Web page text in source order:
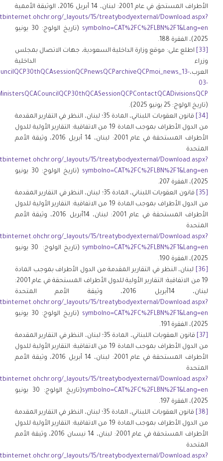
الأطراف المستحق في عام 2001: لبنان، 14 أبريل 2016، الوثيقة الأممية
_layouts/15/treatybodyexternal/Download.aspx?
symbolno=CAT%2FC%2FLBN%2F1&Lang=en
(تاريخ الولوج: 30 يونيو
2025)، الفقرة 188.
[33]
اطلع على: موقع وزارة الداخلية السعودية، جهات الاتصال بمجلس
وزراء الداخلية
العرب،
03-
(تاريخ الولوج: 25 يونيو 2025).
[34]
قانون العقوبات اللبناني، المادة 35؛ لبنان، النظر في التقارير المقدمة
من الدول الأطراف بموجب المادة 19 من الاتفاقية: التقارير الأولية للدول
الأطراف المستحقة في عام 2001: لبنان، 14 أبريل 2016، وثيقة الأمم
المتحدة
_layouts/15/treatybodyexternal/Download.aspx?
symbolno=CAT%2FC%2FLBN%2F1&Lang=en
(تاريخ الولوج: 30 يونيو
2025)، الفقرة 207.
[35]
قانون العقوبات اللبناني، المادة 35؛ لبنان، النظر في التقارير المقدمة
من الدول الأطراف بموجب المادة 19 من الاتفاقية: التقارير الأولية للدول
الأطراف المستحقة في عام 2001: لبنان، 14أبريل 2016، وثيقة الأمم
المتحدة
_layouts/15/treatybodyexternal/Download.aspx?
symbolno=CAT%2FC%2FLBN%2F1&Lang=en
(تاريخ الولوج: 30 يونيو
2025)، الفقرة 190.
[36]
لبنان، النظر في التقارير المقدمة من الدول الأطراف بموجب المادة
19 من الاتفاقية: التقارير الأولية للدول الأطراف المستحقة في عام 2001:
لبنان، 14أبريل 2016، وثيقة الأمم المتحدة
_layouts/15/treatybodyexternal/Download.aspx?
symbolno=CAT%2FC%2FLBN%2F1&Lang=en
(تاريخ الولوج: 30 يونيو
2025)، الفقرة 191.
[37]
قانون العقوبات اللبناني، المادة 35؛ لبنان، النظر في التقارير المقدمة
من الدول الأطراف بموجب المادة 19 من الاتفاقية: التقارير الأولية للدول
الأطراف المستحقة في عام 2001: لبنان، 14 أبريل 2016، وثيقة الأمم
المتحدة
_layouts/15/treatybodyexternal/Download.aspx?
symbolno=CAT%2FC%2FLBN%2F1&Lang=en
(تاريخ الولوج: 30 يونيو
2025)، الفقرة 197.
[38]
قانون العقوبات اللبناني، المادة 35؛ لبنان، النظر في التقارير المقدمة
من الدول الأطراف بموجب المادة 19 من الاتفاقية: التقارير الأولية للدول
الأطراف المستحقة في عام 2001: لبنان، 14 نيسان 2016، وثيقة الأمم
المتحدة
_layouts/15/treatybodyexternal/Download.aspx?